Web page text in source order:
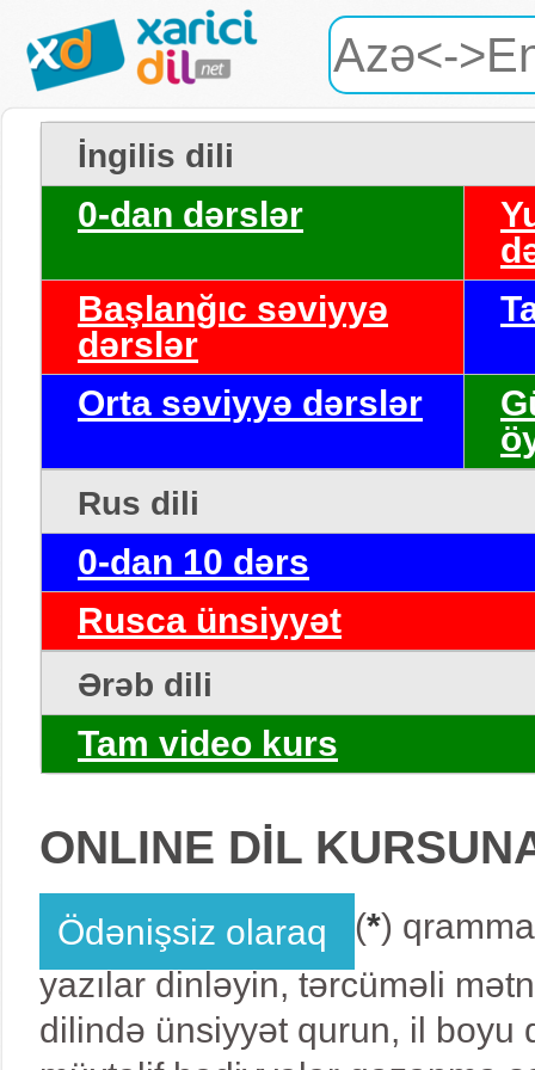
İngilis dili
0-dan dərslər
Başlanğıc səviyyə
dərslər
Orta səviyyə dərslər
Rus dili
0-dan 10 dərs
Rusca ünsiyyət
Ərəb dili
Tam video kurs
ONLINE DİL
Ödənişsiz olaraq (*)
yazılar dinləyin, tərcüməli
dilində ünsiyyət qurun, il boyu